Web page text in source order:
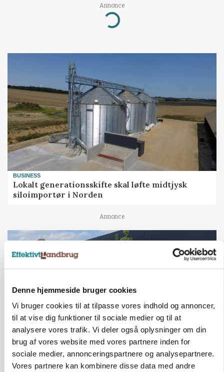
Denne hjemmeside bruger cookies
Vi bruger cookies til at tilpasse vores indhold og annoncer,
til at vise dig funktioner til sociale medier og til at
analysere vores trafik. Vi deler også oplysninger om din
brug af vores website med vores partnere inden for
sociale medier, annonceringspartnere og analysepartnere.
Vores partnere kan kombinere disse data med andre
Annonce
Loading...
BUSINESS
Lokalt generationsskifte skal løfte midtjysk
siloimportør i Norden
Annonce
BUSINESS
Efter fire årtier: Familieejet vestjysk producent